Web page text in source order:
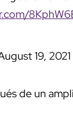
19, 2021
de un